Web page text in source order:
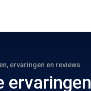
ervaringen en reviews
ervaringen